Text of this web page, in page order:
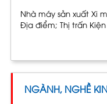
Nhà máy sản xuất Xi
Địa điểm; Thị trấn
NGÀNH, NGHỀ